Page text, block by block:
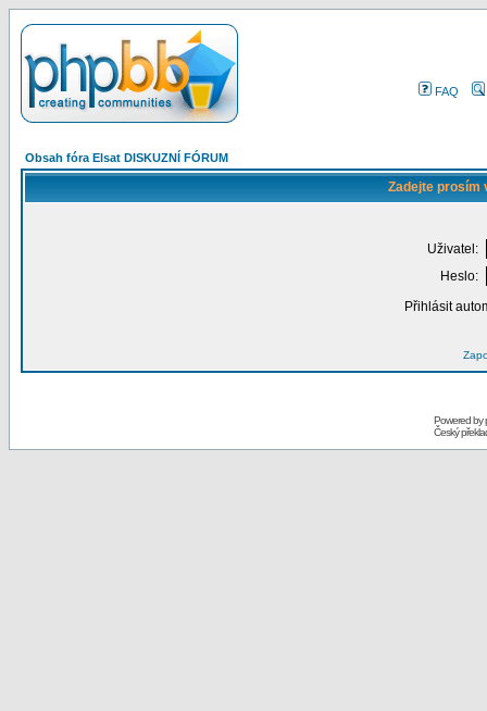
FAQ
Obsah fóra Elsat DISKUZNÍ FÓRUM
Zadejte prosím
Uživatel:
Heslo:
Přihlásit
Powered by
Český